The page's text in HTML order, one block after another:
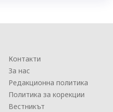
Контакти
За нас
Редакционна политика
Политика за корекции
Вестникът